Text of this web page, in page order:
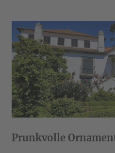
Prunkvolle